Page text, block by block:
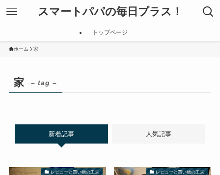
スマートパパの毎日プラス！
トップページ
ホーム 家
家 – tag –
新着記事 人気記事
レビューと買い物の工夫 レビューと買い物の工夫